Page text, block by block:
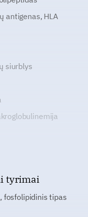
antigenas, HLA
siurblys
tyrimai
fosfolipidinis tipas